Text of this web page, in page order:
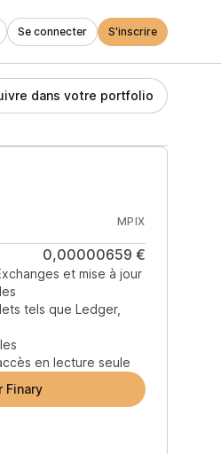
Se connecter S'inscrire
dans votre portfolio
MPIX
0,00000659 €
et mise à jour
tels que Ledger,
en lecture seule
Finary